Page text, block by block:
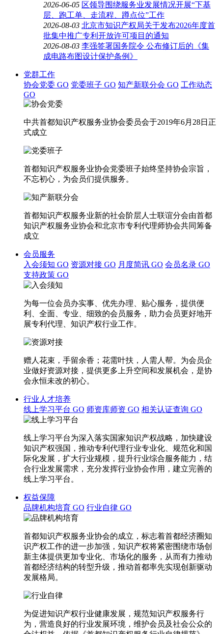
2026-06-05 区领导围绕服务业发展情况开展“下基
层、跑工单、走流程、蹲点位”工作
2026-08-03 北京市知识产权局关于发布2026年度首
批集中推广专利开放许可项目的通知
2026-08-03 李强签署国务院令 公布修订后的《集
成电路布图设计保护条例》
党群工作
协会党委 GO 党委班子 GO 知产新联分会 GO 工作动态
GO
中共首都知识产权服务业协会委员会于2019年6月28日正
式成立
首都知识产权服务业协会党委班子始终坚持协会宗旨，
不忘初心，为会员们提供服务。
首都知识产权服务业新的社会阶层人士联谊分会由首都
知识产权服务业协会和北京市专利代理师协会共同筹备
成立
会员服务
入会须知 GO 资源对接 GO 月度简讯 GO 会员名录 GO
支持政策 GO
为每一位会员办实事、优先办理、贴心服务，提供便
利、全面、专业、细致的会员服务，助力会员更好地开
展专利代理、知识产权行业工作。
赠人花束，手留余香；花需叶扶，人需人帮。为会员企
业做好资源对接，提供更多上升空间和发展机会，是协
会永恒未改的初心。
行业人才培养
线上学习平台 GO 师资库师资 GO 相关认证查询 GO
线上学习平台为深入落实国家知识产权战略，加快建设
知识产权强国，推动专利代理行业专业化、规范化和国
际化发展，扩大行业规模，提升行业综合服务能力，结
合行业发展需求，充分发挥行业协会作用，建立完善的
线上学习平台。
权益保障
品牌机构培育 GO 行业自律 GO
首都知识产权服务业协会的成立，标志着首都经济圈知
识产权工作的进一步加强，知识产权将紧密围绕市场创
新主体提供更加专业化、市场化的服务，从而有力推动
首都经济结构的转型升级，推动首都率先实现创新驱动
发展格局。
为促进知识产权行业健康发展，规范知识产权服务行
为，营造良好的行业发展环境，维护会员及社会公众的